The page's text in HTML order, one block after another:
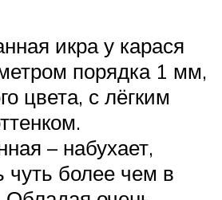
икра у карася
порядка 1 мм,
цвета, с лёгким
– набухает,
чуть более чем в